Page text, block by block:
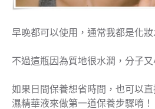
早晚都可以使用，通常我都是化
不過這瓶因為質地很水潤，分子又
如果日間保養想省時間，也可以
濕精華液來做第一道保養步驟唷！